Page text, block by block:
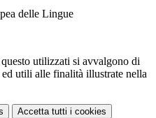
utilizzati si avvalgono di
utili alle finalità illustrate nella
Accetta tutti i cookies